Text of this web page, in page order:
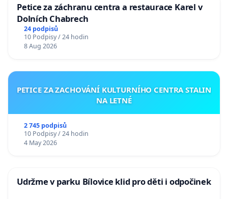
Petice za záchranu centra a restaurace Karel v
Dolních Chabrech
24 podpisů
10 Podpisy / 24 hodin
8 Aug 2026
PETICE ZA ZACHOVÁNÍ KULTURNÍHO CENTRA STALIN
NA LETNÉ
2 745 podpisů
10 Podpisy / 24 hodin
4 May 2026
Udržme v parku Bílovice klid pro děti i odpočinek